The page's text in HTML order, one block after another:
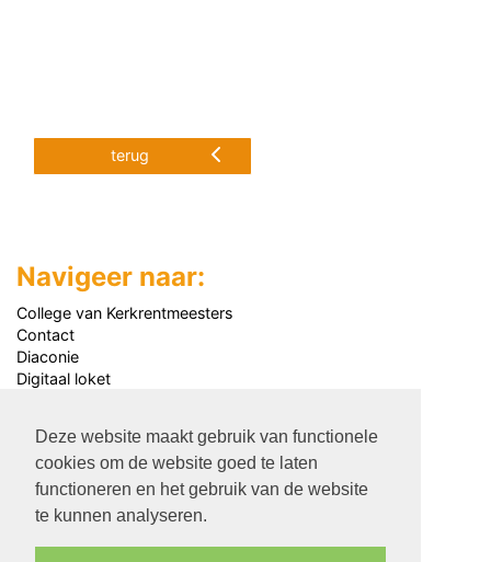
Deze website maakt gebruik van functionele
cookies om de website goed te laten
functioneren en het gebruik van de website
te kunnen analyseren.
terug
Navigeer naar:
College van Kerkrentmeesters
Contact
Diaconie
Digitaal loket
Kerkgebouw
Media
Nieuws
Nieuwsarchief